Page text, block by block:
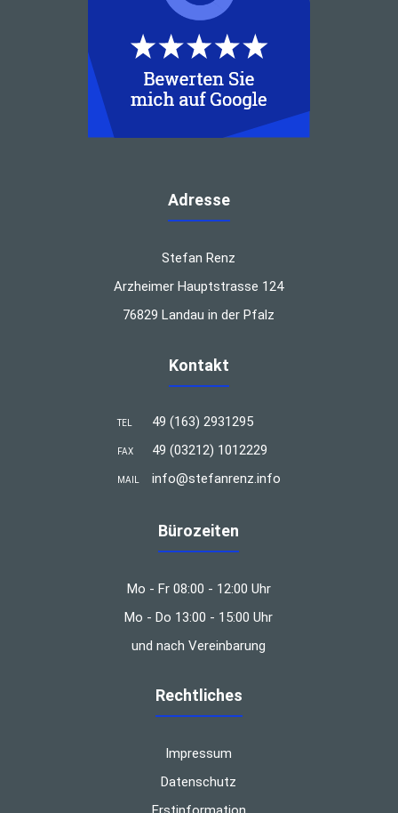
Adresse
Stefan Renz
Arzheimer Hauptstrasse 124
76829 Landau in der Pfalz
Kontakt
TEL 49 (163) 2931295
FAX 49 (03212) 1012229
MAIL info@stefanrenz.info
Bürozeiten
Mo - Fr 08:00 - 12:00 Uhr
Mo - Do 13:00 - 15:00 Uhr
und nach Vereinbarung
Rechtliches
Impressum
Datenschutz